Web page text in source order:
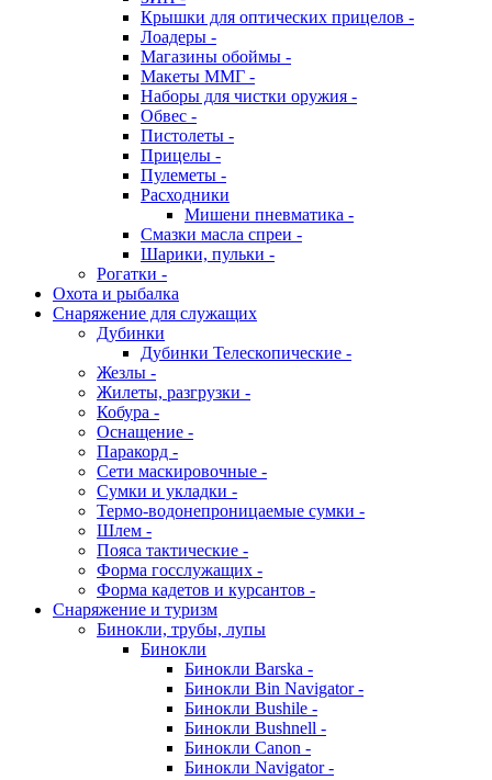
Крышки для оптических прицелов -
Лоадеры -
Магазины обоймы -
Макеты ММГ -
Наборы для чистки оружия -
Обвес -
Пистолеты -
Прицелы -
Пулеметы -
Расходники
Мишени пневматика -
Смазки масла спреи -
Шарики, пульки -
Рогатки -
Охота и рыбалка
Снаряжение для служащих
Дубинки
Дубинки Телескопические -
Жезлы -
Жилеты, разгрузки -
Кобура -
Оснащение -
Паракорд -
Сети маскировочные -
Сумки и укладки -
Термо-водонепроницаемые сумки -
Шлем -
Пояса тактические -
Форма госслужащих -
Форма кадетов и курсантов -
Снаряжение и туризм
Бинокли, трубы, лупы
Бинокли
Бинокли Barska -
Бинокли Bin Navigator -
Бинокли Bushile -
Бинокли Bushnell -
Бинокли Canon -
Бинокли Navigator -